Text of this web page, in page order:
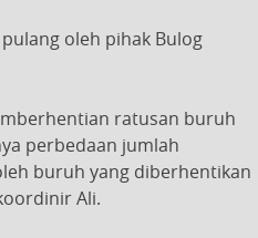
oleh pihak Bulog
ratusan buruh
perbedaan jumlah
buruh yang diberhentikan
Ali.